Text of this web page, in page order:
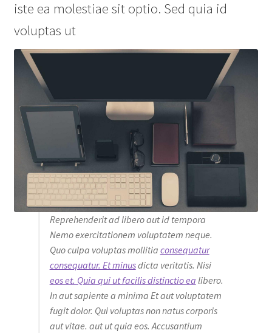
iste ea molestiae sit optio. Sed quia id
voluptas ut
Reprehenderit ad libero aut id tempora
Nemo exercitationem voluptatem neque.
Quo culpa voluptas mollitia consequatur
consequatur. Et minusdicta veritatis. Nisi
eos et. Quia qui ut facilis distinctio ea libero.
In aut sapiente a minima Et aut voluptatem
fugit dolor. Qui voluptas non natus corporis
aut vitae. aut ut quia eos. Accusantium